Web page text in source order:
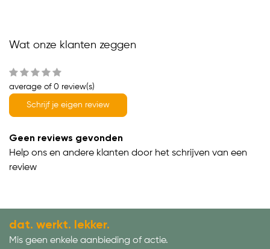
Wat onze klanten zeggen
average of 0 review(s)
Schrijf je eigen review
Geen reviews gevonden
Help ons en andere klanten door het schrijven van een
review
dat. werkt. lekker.
Mis geen enkele aanbieding of actie.